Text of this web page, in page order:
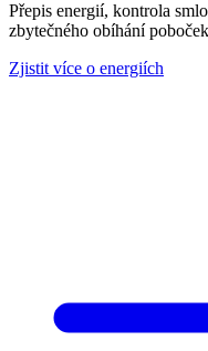
Přepis energií, kontrola
zbytečného obíhání
Zjistit více o energiích